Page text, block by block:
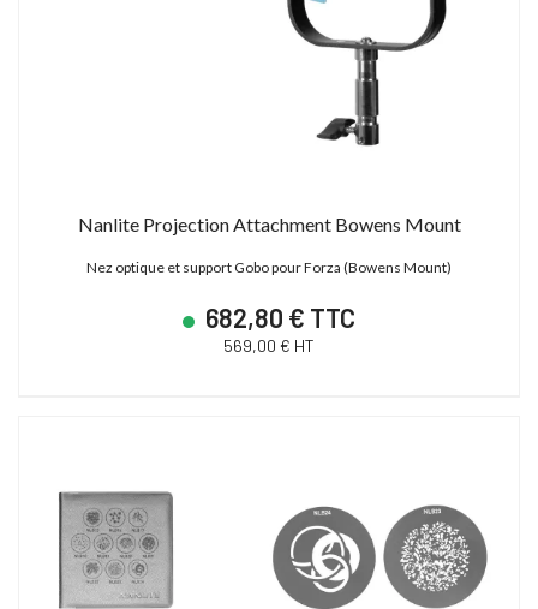
Nanlite Projection Attachment Bowens Mount
Nez optique et support Gobo pour Forza (Bowens Mount)
682,80 € TTC
569,00 € HT